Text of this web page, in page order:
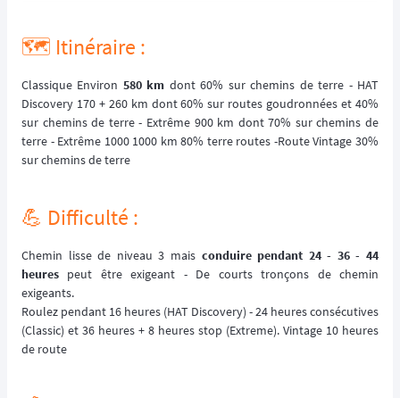
🗺️ Itinéraire :
Classique Environ 580 km dont 60% sur chemins de terre - HAT
Discovery 170 + 260 km dont 60% sur routes goudronnées et 40%
sur chemins de terre - Extrême 900 km dont 70% sur chemins de
terre - Extrême 1000 1000 km 80% terre routes -Route Vintage 30%
sur chemins de terre
💪 Difficulté :
Chemin lisse de niveau 3 mais conduire pendant 24 - 36 - 44
heures peut être exigeant - De courts tronçons de chemin
exigeants.
Roulez pendant 16 heures (HAT Discovery) - 24 heures consécutives
(Classic) et 36 heures + 8 heures stop (Extreme). Vintage 10 heures
de route